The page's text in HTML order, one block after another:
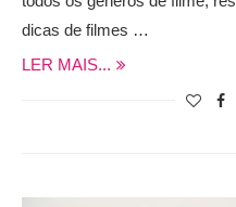
dicas de filmes …
LER MAIS...